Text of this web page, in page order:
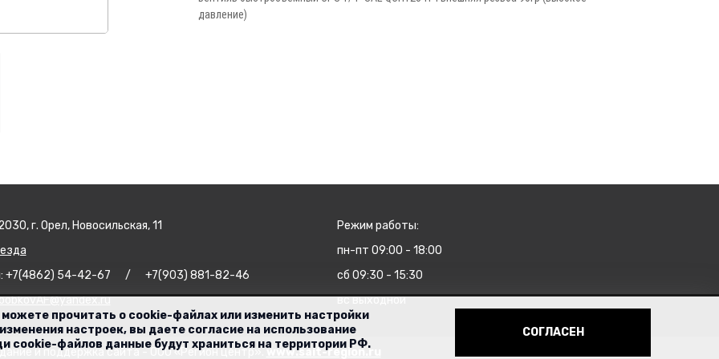
давление)
г. Орел, Новосильская, 11
+7(4862) 54-42-67 / +7(903) 881-82-46
Режим работы:
пн-пт 09:00 - 18:00
сб 09:30 - 15:30
вс выходной
и поддержка сайта - ООО «Регион центр».www.sait-region.ru
прочитать о cookie-файлах или изменить настройки
настроек, вы даете согласие на использование
cookie-файлов данные будут храниться на территории РФ.
СОГЛАСЕН